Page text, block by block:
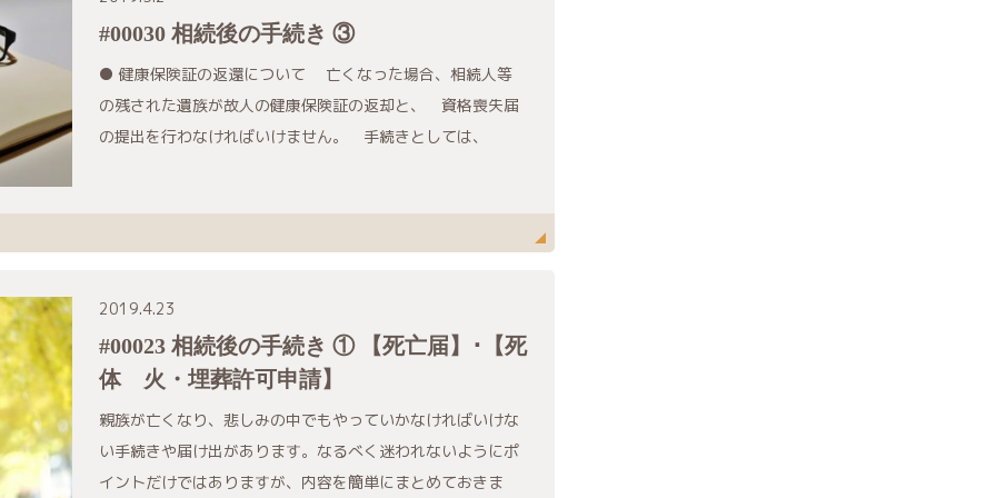
#00030 相続後の手続き ③
● 健康保険証の返還について 亡くなった場合、相続人等
の残された遺族が故人の健康保険証の返却と、 資格喪失届
の提出を行わなければいけません。 手続きとしては、
2019.4.23
#00023 相続後の手続き ① 【死亡届】･【死
体 火・埋葬許可申請】
親族が亡くなり、悲しみの中でもやっていかなければいけな
い手続きや届け出があります。なるべく迷われないようにポ
イントだけではありますが、内容を簡単にまとめておきま